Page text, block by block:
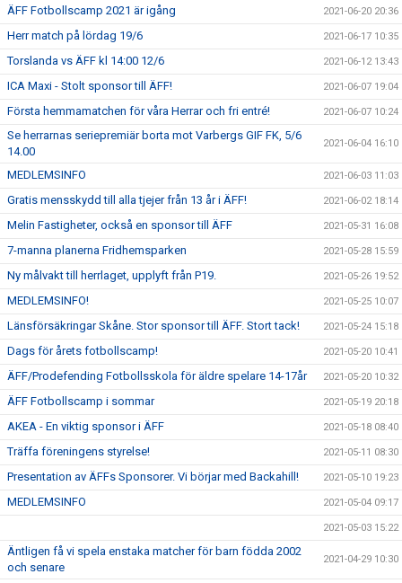
ÄFF Fotbollscamp 2021 är igång 2021-06-20 20:36
Herr match på lördag 19/6 2021-06-17 10:35
Torslanda vs ÄFF kl 14:00 12/6 2021-06-12 13:43
ICA Maxi - Stolt sponsor till ÄFF! 2021-06-07 19:04
Första hemmamatchen för våra Herrar och fri entré! 2021-06-07 10:24
Se herrarnas seriepremiär borta mot Varbergs GIF FK, 5/6
14.00
2021-06-04 16:10
MEDLEMSINFO 2021-06-03 11:03
Gratis mensskydd till alla tjejer från 13 år i ÄFF! 2021-06-02 18:14
Melin Fastigheter, också en sponsor till ÄFF 2021-05-31 16:08
7-manna planerna Fridhemsparken 2021-05-28 15:59
Ny målvakt till herrlaget, upplyft från P19. 2021-05-26 19:52
MEDLEMSINFO! 2021-05-25 10:07
Länsförsäkringar Skåne. Stor sponsor till ÄFF. Stort tack! 2021-05-24 15:18
Dags för årets fotbollscamp! 2021-05-20 10:41
ÄFF/Prodefending Fotbollsskola för äldre spelare 14-17år 2021-05-20 10:32
ÄFF Fotbollscamp i sommar 2021-05-19 20:18
AKEA - En viktig sponsor i ÄFF 2021-05-18 08:40
Träffa föreningens styrelse! 2021-05-11 08:30
Presentation av ÄFFs Sponsorer. Vi börjar med Backahill! 2021-05-10 19:23
MEDLEMSINFO 2021-05-04 09:17
2021-05-03 15:22
Äntligen få vi spela enstaka matcher för barn födda 2002
och senare
2021-04-29 10:30